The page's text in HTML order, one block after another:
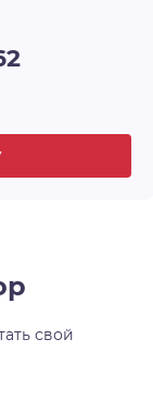
а
находится
свой